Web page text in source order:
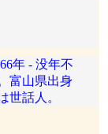
年 - 没年不
富山県出身
世話人。